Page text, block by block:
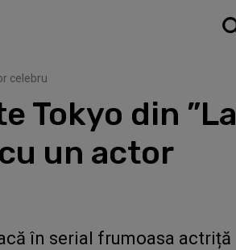
celebru
Tokyo din ”La
un actor
în serial frumoasa actriță